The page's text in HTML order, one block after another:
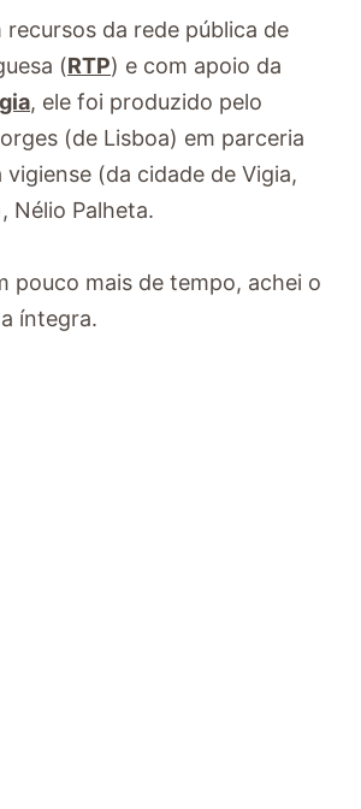
recursos da rede pública de
(RTP) e com apoio da
, ele foi produzido pelo
(de Lisboa) em parceria
(da cidade de Vigia,
Nélio Palheta.
pouco mais de tempo, achei o
íntegra.